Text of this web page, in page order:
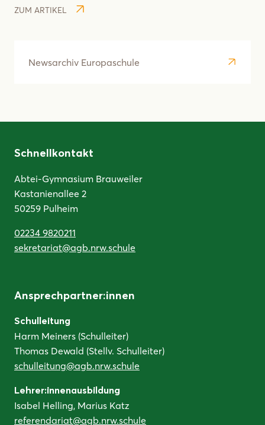
ZUM ARTIKEL
Newsarchiv Europaschule
Schnellkontakt
Abtei-Gymnasium Brauweiler
Kastanienallee 2
50259 Pulheim
02234 9820211
sekretariat@agb.nrw.schule
Ansprechpartner:innen
Schulleitung
Harm Meiners (Schulleiter)
Thomas Dewald (Stellv. Schulleiter)
schulleitung@agb.nrw.schule
Lehrer:innenausbildung
Isabel Helling, Marius Katz
referendariat@agb.nrw.schule